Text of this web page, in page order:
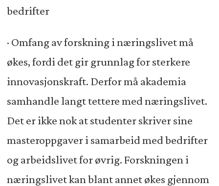
bedrifter
· Omfang av forskning i næringslivet må
økes, fordi det gir grunnlag for sterkere
innovasjonskraft. Derfor må akademia
samhandle langt tettere med næringslivet.
Det er ikke nok at studenter skriver sine
masteroppgaver i samarbeid med bedrifter
og arbeidslivet for øvrig. Forskningen i
næringslivet kan blant annet økes gjennom